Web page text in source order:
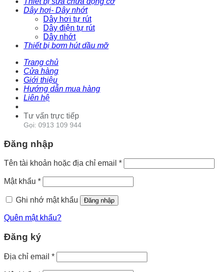
Dây hơi- Dây nhớt
Dây hơi tự rút
Dây điện tự rút
Dây nhớt
Thiết bị bơm hút dầu mỡ
Trang chủ
Cửa hàng
Giới thiệu
Hướng dẫn mua hàng
Liên hệ
Tư vấn trực tiếp
Gọi: 0913 109 944
Đăng nhập
Tên tài khoản hoặc địa chỉ email *
Mật khẩu *
Ghi nhớ mật khẩu Đăng nhập
Quên mật khẩu?
Đăng ký
Địa chỉ email *